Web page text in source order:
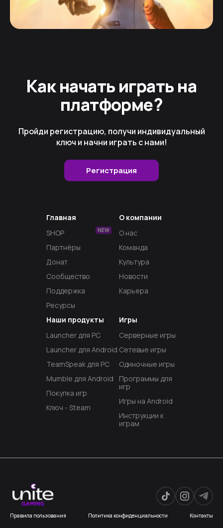
Как начать играть на
платформе?
Пройди регистрацию, получи индивидуальный
ключ и начни играть с нами!
Регистрация
Главная
SHOP
NEW
Партнёры
Донат
Сообщество
Поддержка
Ресурсы
Наши продукты
Launcher для PC
Launcher для Android
TeamSpeak для PC
Mumble для Android
Покупка игр
Ключ - Steam
Игры
Серверные игры
Сетевые игры
Одиночные игры
Программы для
игр
Игры на Android
Инструкции к
играм
О компании
О нас
Команда
Культура
Новости
Карьера
Правила пользования Политика конфиденциальности Контакты